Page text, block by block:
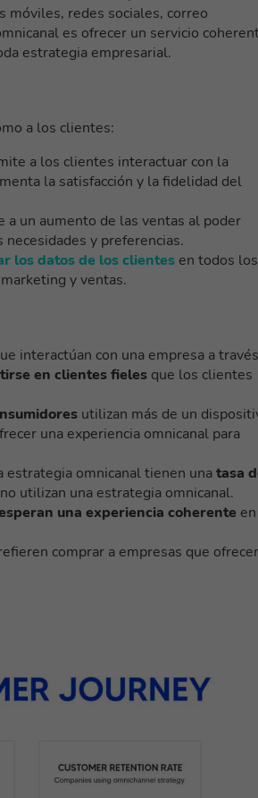
móviles, redes sociales, correo
es ofrecer un servicio
estrategia empresarial.
a los clientes:
a los clientes interactuar con la
la satisfacción y la fidelidad del
a un aumento de las ventas al poder
y preferencias.
los datos de los clientes en todos los
y ventas.
interactúan con una empresa a través
en clientes fieles que los clientes
utilizan más de un
una experiencia omnicanal para
estrategia omnicanal tienen unatasa
utilizan una estrategia omnicanal.
una experiencia coherente en
comprar a empresas que